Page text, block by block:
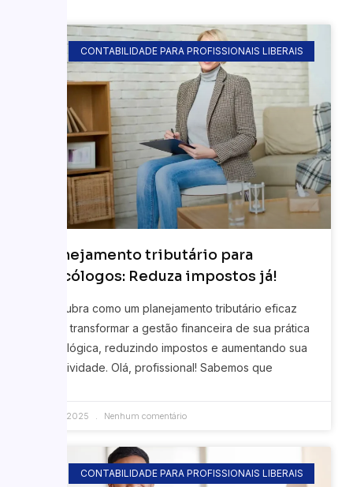
CONTABILIDADE PARA PROFISSIONAIS LIBERAIS
Planejamento tributário para
psicólogos: Reduza impostos já!
Descubra como um planejamento tributário eficaz
pode transformar a gestão financeira de sua prática
psicológica, reduzindo impostos e aumentando sua
lucratividade. Olá, profissional! Sabemos que
18/09/2025 Nenhum comentário
CONTABILIDADE PARA PROFISSIONAIS LIBERAIS